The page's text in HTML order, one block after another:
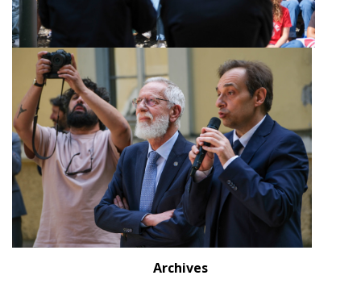
Archives